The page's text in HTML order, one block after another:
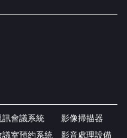
訊會議系統
議室預約系統
影像掃描器
影音處理設備